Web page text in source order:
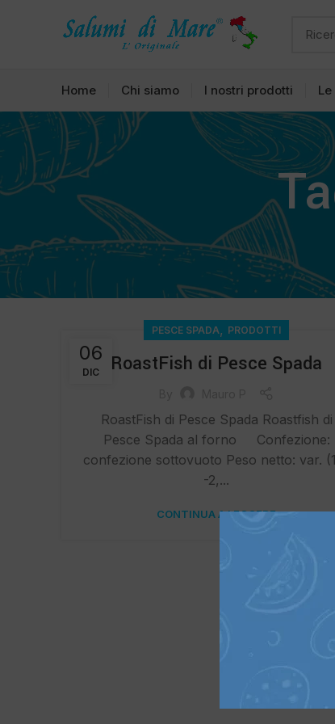
Home Chi siamo I nostri prodotti
06
DIC
PESCE SPADA, PRODOTTI
RoastFish di Pesce Spada
RoastFish di Pesce Spada Roastfish di
Pesce Spada al forno Confezione:
confezione sottovuoto Peso netto: var.
-2,...
CONTINUA A LEGGERE